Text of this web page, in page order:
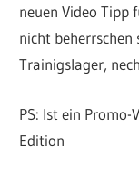
neuen Video Tipp
nicht
Trainigslager,
PS: Ist ein
Edition